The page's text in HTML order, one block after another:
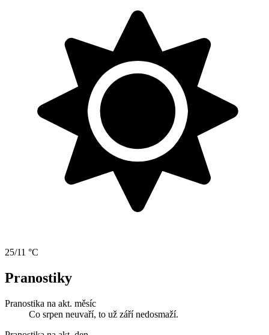
25/11 °C
Pranostiky
Pranostika na akt. měsíc
Co srpen neuvaří, to už září nedosmaží.